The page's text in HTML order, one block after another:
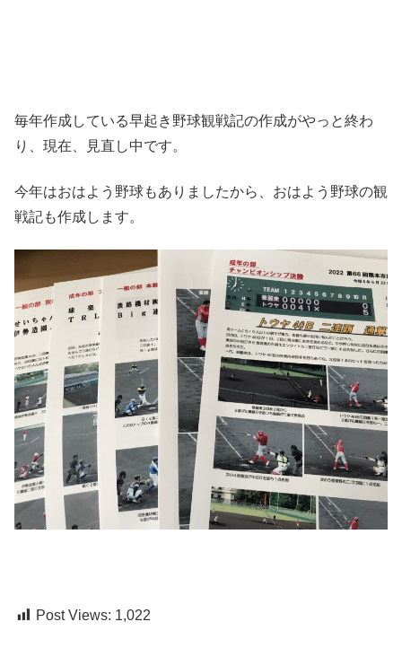
毎年作成している早起き野球観戦記の作成がやっと終わ
り、現在、見直し中です。
今年はおはよう野球もありましたから、おはよう野球の観
戦記も作成します。
Post Views: 1,022